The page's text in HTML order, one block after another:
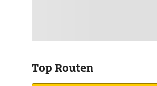
Top Routen